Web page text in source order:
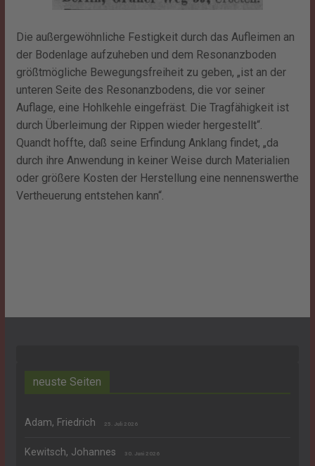
Die außergewöhnliche Festigkeit durch das Aufleimen an
der Bodenlage aufzuheben und dem Resonanzboden
größtmögliche Bewegungsfreiheit zu geben, „ist an der
unteren Seite des Resonanzbodens, die vor seiner
Auflage, eine Hohlkehle eingefräst. Die Tragfähigkeit ist
durch Überleimung der Rippen wieder hergestellt“.
Quandt hoffte, daß seine Erfindung Anklang findet, „da
durch ihre Anwendung in keiner Weise durch Materialien
oder größere Kosten der Herstellung eine nennenswerthe
Vertheuerung entstehen kann“.
neuste Seiten
Adam, Friedrich 25. Juli 2026
Kewitsch, Johannes 30. Juni 2026